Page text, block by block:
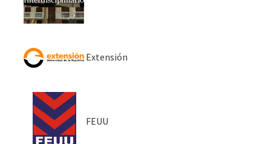
Extensión
FEUU